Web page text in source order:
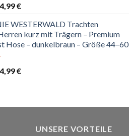
€
€Aktueller
ist:
64,99 €.
WESTERWALD Trachten
kurz mit Trägern – Premium
Hose – dunkelbraun – Größe 44–60
€Aktueller
UNSERE VORTEILE